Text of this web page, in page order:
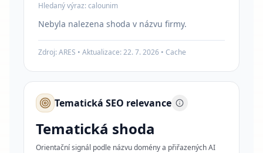
Hledaný výraz:calounim
Nebyla nalezena shoda v názvu firmy.
Zdroj: ARES • Aktualizace:22. 7. 2026 • Cache
Tematická SEO relevance
Tematická shoda
Orientační signál podle názvu domény a přiřazených AI